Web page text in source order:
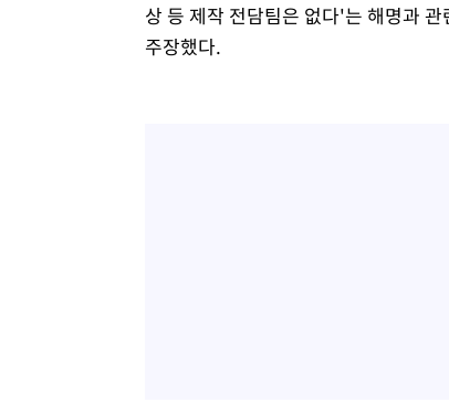
상 등 제작 전담팀은 없다'는 해명과
주장했다.